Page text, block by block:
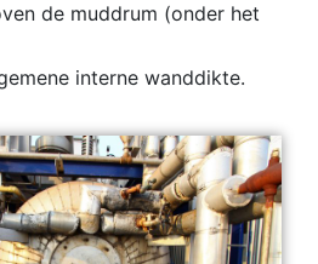
de muddrum (onder het
interne wanddikte.